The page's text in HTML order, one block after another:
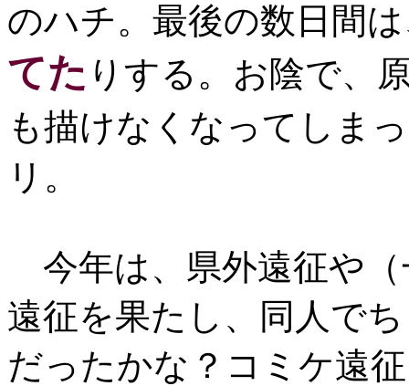
のハチ。最後の数日間
てた りする。お陰で、
も描けなくなってしま
リ。
今年は、県外遠征や
遠征を果たし、同人で
だったかな？コミケ遠